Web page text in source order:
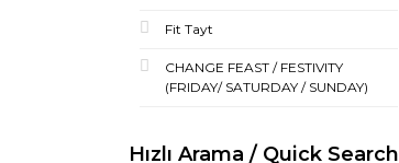
Fit Tayt
CHANGE FEAST / FESTIVITY
(FRIDAY/ SATURDAY / SUNDAY)
Hızlı Arama / Quick Search